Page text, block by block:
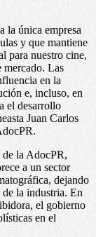
la única empresa
y que mantiene
para nuestro cine,
mercado. Las
en la
e, incluso, en
el desarrollo
Juan Carlos
la AdocPR,
a un sector
dejando
de la industria. En
el gobierno
en el